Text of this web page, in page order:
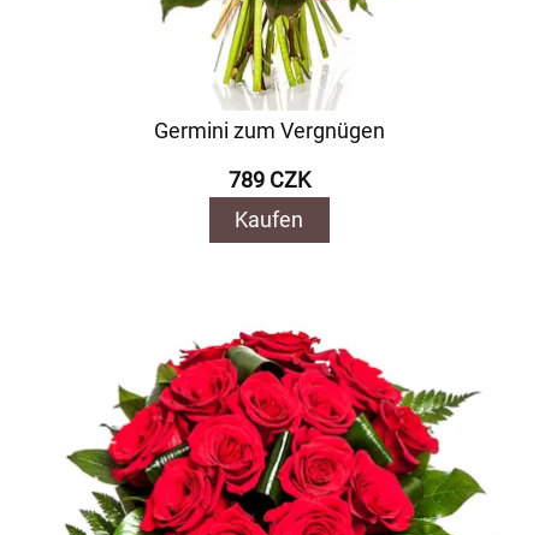
Germini zum Vergnügen
789 CZK
Kaufen